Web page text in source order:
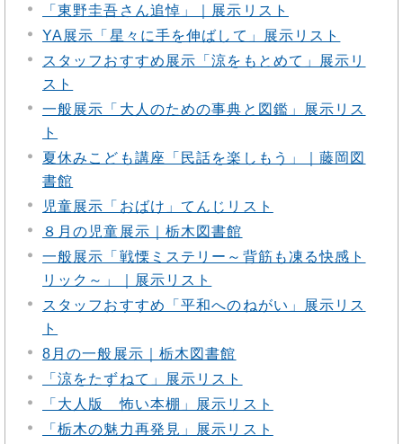
「東野圭吾さん追悼」｜展示リスト
YA展示「星々に手を伸ばして」展示リスト
スタッフおすすめ展示「涼をもとめて」展示リ
スト
一般展示「大人のための事典と図鑑」展示リス
ト
夏休みこども講座「民話を楽しもう」｜藤岡図
書館
児童展示「おばけ」てんじリスト
８月の児童展示｜栃木図書館
一般展示「戦慄ミステリー～背筋も凍る快感ト
リック～」｜展示リスト
スタッフおすすめ「平和へのねがい」展示リス
ト
8月の一般展示｜栃木図書館
「涼をたずねて」展示リスト
「大人版 怖い本棚」展示リスト
「栃木の魅力再発見」展示リスト